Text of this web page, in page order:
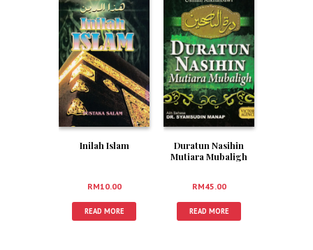
Inilah Islam
RM10.00
READ MORE
Duratun Nasihin
Mutiara Mubaligh
RM45.00
READ MORE